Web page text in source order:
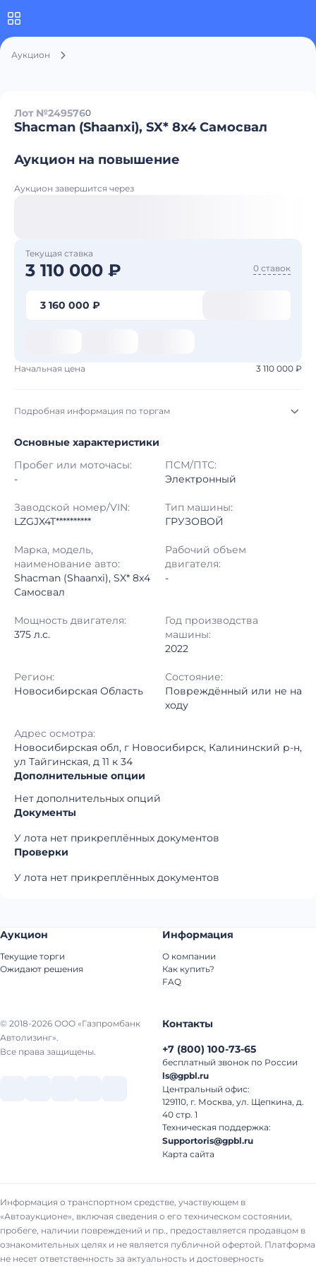
Аукцион
Лот №2495760
Shacman (Shaanxi), SX* 8x4 Самосвал
Аукцион на повышение
Аукцион завершится через
Текущая ставка
3 110 000 ₽ 0 ставок
3 160 000 ₽
Начальная цена 3 110 000 ₽
Подробная информация по торгам
Начало торгов: 05.08.2026, 16:26 МСК
12.08.2026, 16:56 МСК
Тип аукциона: Открытые торги
Шаг торгов: 50 000 ₽
Кол-во ставок:
Регион: Новосибирская Область
Основные характеристики
Пробег или моточасы:
-
ПСМ/ПТС:
Электронный
Заводской номер/VIN:
LZGJX4T**********
Тип машины:
ГРУЗОВОЙ
Марка, модель,
наименование авто:
Shacman (Shaanxi), SX* 8x4
Самосвал
Рабочий объем
двигателя:
-
Мощность двигателя:
375 л.с.
Год производства
машины:
2022
Регион:
Новосибирская Область
Состояние:
Повреждённый или не на
ходу
Адрес осмотра:
Новосибирская обл, г Новосибирск, Калининский р-н,
ул Тайгинская, д 11 к 34
Дополнительные опции
Нет дополнительных опций
Документы
У лота нет прикреплённых документов
Проверки
У лота нет прикреплённых документов
© 2018-2026 ООО «Газпромбанк
Автолизинг».
Все права защищены.
Аукцион
Текущие торги
Ожидают решения
Информация
О компании
Как купить?
FAQ
Контакты
+7 (800) 100-73-65
бесплатный звонок по России
ls@gpbl.ru
Центральный офис:
129110, г. Москва, ул. Щепкина, д.
40 стр. 1
Техническая поддержка:
Supportoris@gpbl.ru
Карта сайта
Информация о транспортном средстве, участвующем в
«Автоаукционе», включая сведения о его техническом состоянии,
пробеге, наличии повреждений и пр., предоставляется продавцом в
ознакомительных целях и не является публичной офертой. Платформа
не несет ответственность за актуальность и достоверность